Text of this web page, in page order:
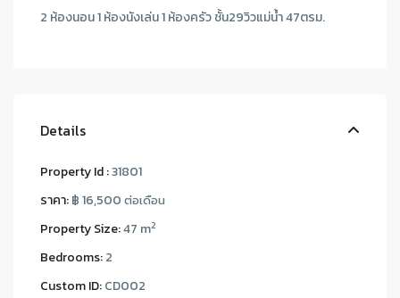
2 ห้องนอน 1 ห้องนังเล่น 1 ห้องครัว ชั้น29วิวแม่น้ำ 47ตรม.
Details
Property Id :31801
ราคา:฿ 16,500ต่อเดือน
Property Size:47 m2
Bedrooms:2
Custom ID:CD002